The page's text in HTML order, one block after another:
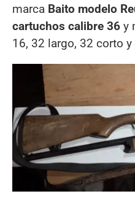
marca Baito modelo
cartuchos calibre 36 y
16, 32 largo, 32 corto y